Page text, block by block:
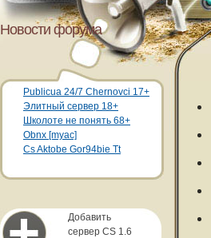
Новости форума
Publicua 24/7 Chernovci 17+
Элитный сервер 18+
Школоте не понять 68+
Obnx [myac]
Cs Aktobe Gor94bie Tt
Добавить
сервер CS 1.6